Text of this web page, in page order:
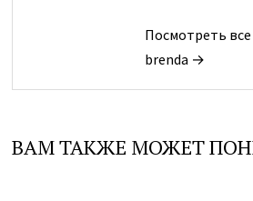
Посмотреть
brenda →
ВАМ ТАКЖЕ МОЖЕТ